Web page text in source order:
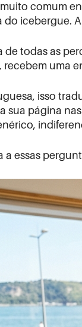
comum
icebergue.
de todas as
uma
isso
sua página
a essas